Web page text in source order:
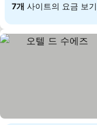
7개 사이트의 요금 보기